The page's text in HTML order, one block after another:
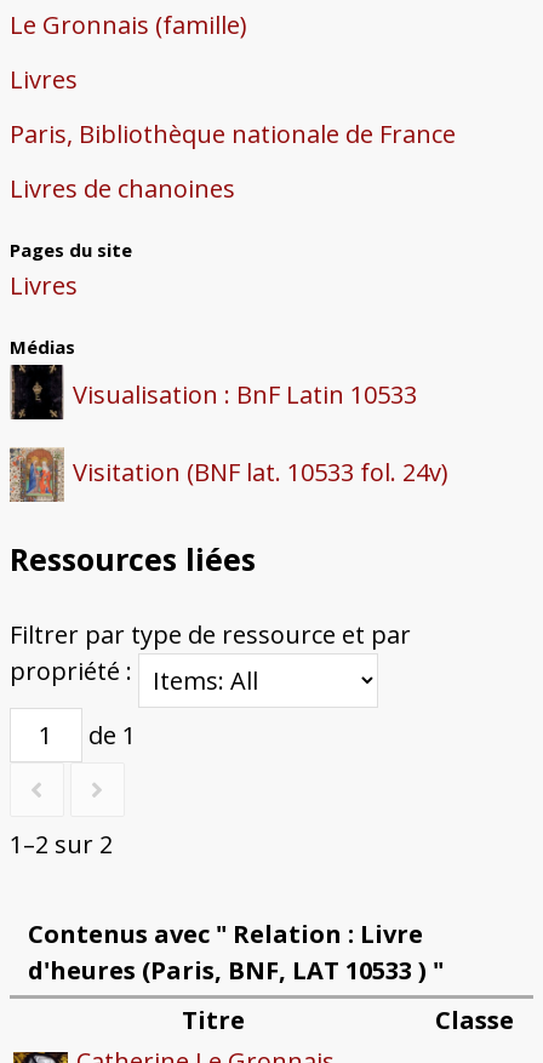
Le Gronnais (famille)
Livres
Paris, Bibliothèque nationale de France
Livres de chanoines
Pages du site
Livres
Médias
Visualisation : BnF Latin 10533
Visitation (BNF lat. 10533 fol. 24v)
Ressources liées
Filtrer par type de ressource et par
propriété :
de 1
1–2 sur 2
Contenus avec " Relation : Livre
d'heures (Paris, BNF, LAT 10533 ) "
Titre
Classe